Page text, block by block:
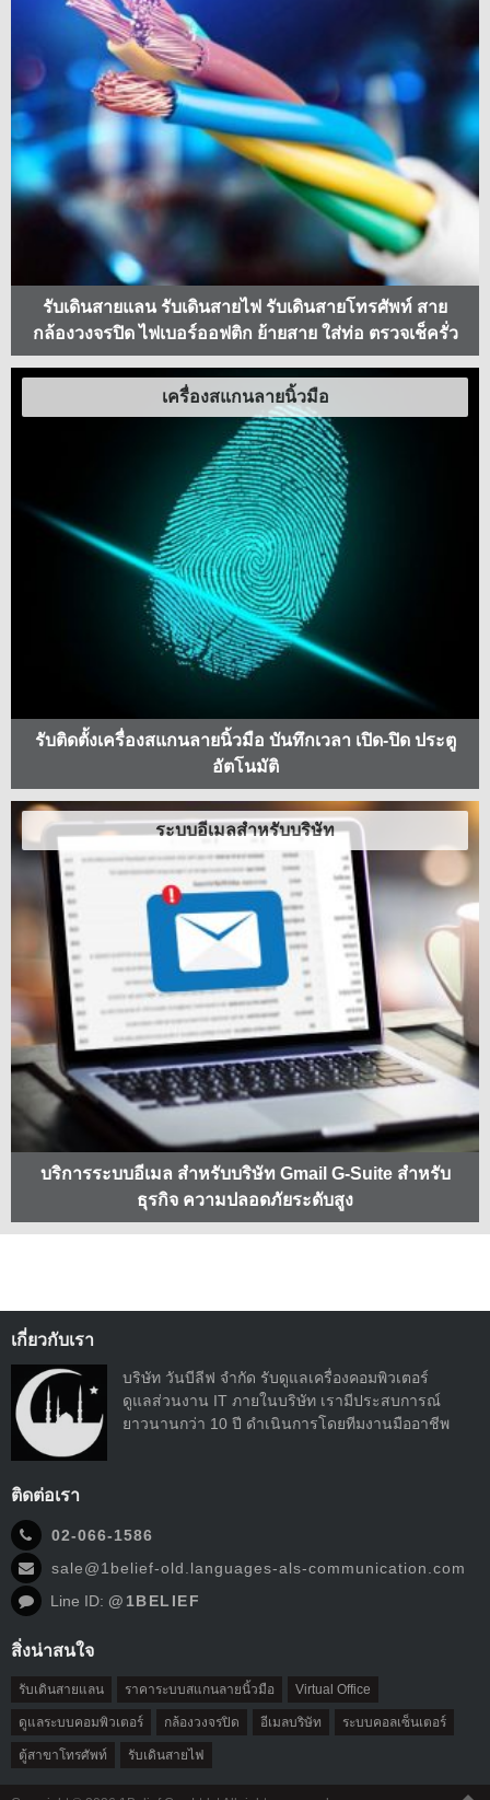
รับเดินสายแลน รับเดินสายไฟ รับเดินสายโทรศัพท์ สาย
กล้องวงจรปิด ไฟเบอร์ออฟติก ย้ายสาย ใส่ท่อ ตรวจเช็ครั่ว
เครื่องสแกนลายนิ้วมือ
รับติดตั้งเครื่องสแกนลายนิ้วมือ บันทึกเวลา เปิด-ปิด ประตู
อัตโนมัติ
ระบบอีเมลสำหรับบริษัท
บริการระบบอีเมล สำหรับบริษัท Gmail G-Suite สำหรับ
ธุรกิจ ความปลอดภัยระดับสูง
เกี่ยวกับเรา
บริษัท วันบีลีฟ จำกัด รับดูแลเครื่องคอมพิวเตอร์
ดูแลส่วนงาน IT ภายในบริษัท เรามีประสบการณ์
ยาวนานกว่า 10 ปี ดำเนินการโดยทีมงานมืออาชีพ
ติดต่อเรา
02-066-1586
sale@1belief-old.languages-als-communication.com
Line ID: @1BELIEF
สิ่งน่าสนใจ
รับเดินสายแลน ราคาระบบสแกนลายนิ้วมือ Virtual Office
ดูแลระบบคอมพิวเตอร์ กล้องวงจรปิด อีเมลบริษัท ระบบคอลเซ็นเตอร์
ตู้สาขาโทรศัพท์ รับเดินสายไฟ